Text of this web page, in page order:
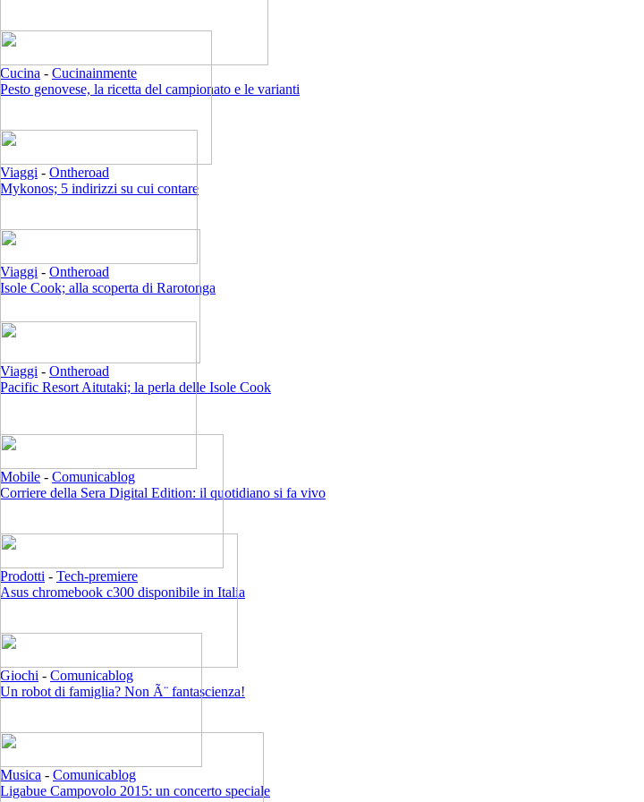
Cucina - Cucinainmente
Pesto genovese, la ricetta del campionato e le varianti
Viaggi - Ontheroad
Mykonos; 5 indirizzi su cui contare
Viaggi - Ontheroad
Isole Cook; alla scoperta di Rarotonga
Viaggi - Ontheroad
Pacific Resort Aitutaki; la perla delle Isole Cook
Mobile - Comunicablog
Corriere della Sera Digital Edition: il quotidiano si fa vivo
Prodotti - Tech-premiere
Asus chromebook c300 disponibile in Italia
Giochi - Comunicablog
Un robot di famiglia? Non Ã¨ fantascienza!
Musica - Comunicablog
Ligabue Campovolo 2015: un concerto speciale